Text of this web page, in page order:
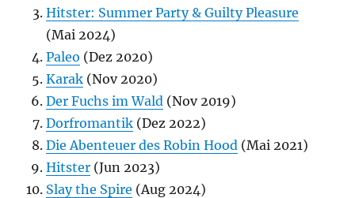
Hitster: Summer Party & Guilty Pleasure
(Mai 2024)
Paleo (Dez 2020)
Karak (Nov 2020)
Der Fuchs im Wald (Nov 2019)
Dorfromantik (Dez 2022)
Die Abenteuer des Robin Hood (Mai 2021)
Hitster (Jun 2023)
Slay the Spire (Aug 2024)